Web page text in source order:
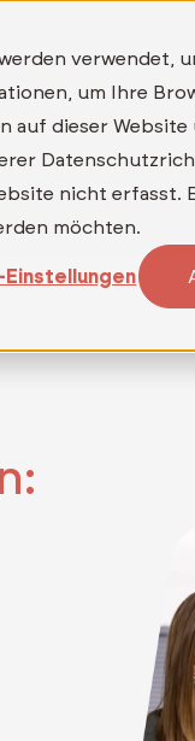
verwendet,
um Ihre
auf dieser
nicht erfasst.
möchten.
Wer